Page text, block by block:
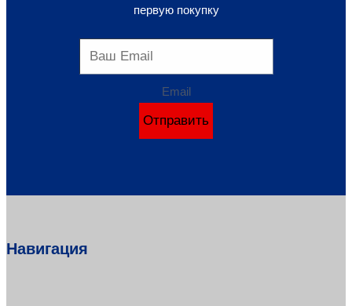
первую покупку
Email
Отправить
Навигация